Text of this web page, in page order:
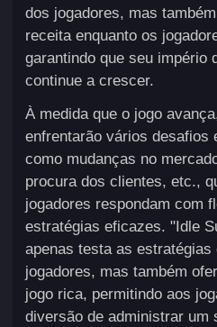
dos jogadores, mas
receita enquanto os
garantindo que seu império
continue a crescer.
À medida que o jogo
enfrentarão vários desafios
como mudanças no
procura dos clientes, etc.,
jogadores respondam com
estratégias eficazes. "Idle
apenas testa as estratégias
jogadores, mas também
jogo rica, permitindo aos
diversão de administrar um